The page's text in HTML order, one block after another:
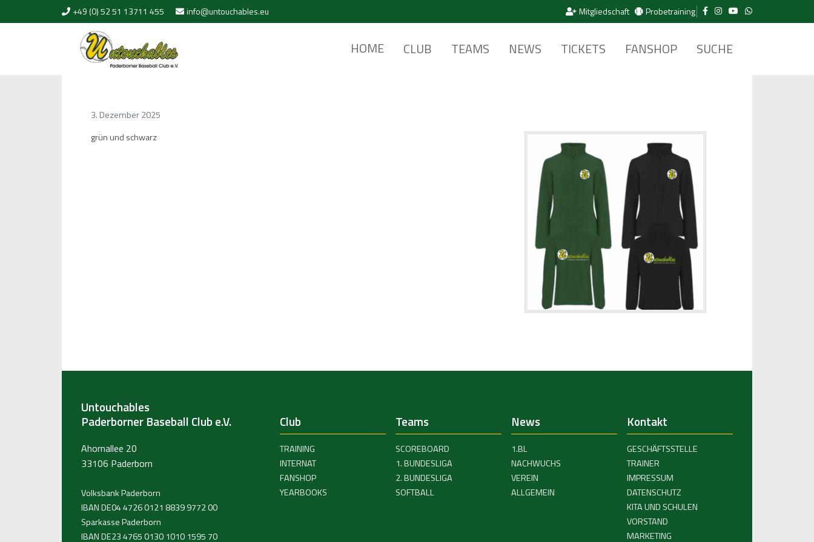
+49 (0) 52 51 13711 455 info@untouchables.eu Mitgliedschaft Probetraining
HOME CLUB TEAMS NEWS TICKETS FANSHOP SUCHE
3. Dezember 2025
grün und schwarz
Untouchables
Paderborner Baseball Club e.V.
Ahornallee 20
33106 Paderborn
Volksbank Paderborn
IBAN DE04 4726 0121 8839 9772 00
Sparkasse Paderborn
IBAN DE23 4765 0130 1010 1595 70
Club
TRAINING
INTERNAT
FANSHOP
YEARBOOKS
Teams
SCOREBOARD
1. BUNDESLIGA
2. BUNDESLIGA
SOFTBALL
News
1.BL
NACHWUCHS
VEREIN
ALLGEMEIN
Kontakt
GESCHÄFTSSTELLE
TRAINER
IMPRESSUM
DATENSCHUTZ
KITA UND SCHULEN
VORSTAND
MARKETING